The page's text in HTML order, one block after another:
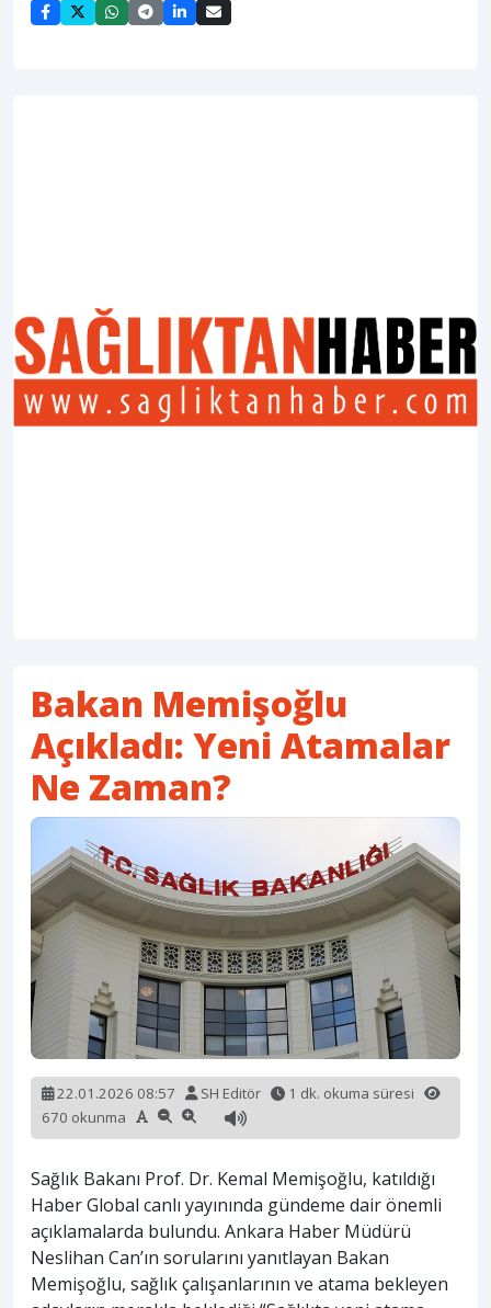
Bakan Memişoğlu
Açıkladı: Yeni Atamalar
Ne Zaman?
22.01.2026 08:57 SH Editör
1 dk. okuma süresi
670 okunma
Sağlık Bakanı Prof. Dr. Kemal Memişoğlu, katıldığı
Haber Global canlı yayınında gündeme dair önemli
açıklamalarda bulundu. Ankara Haber Müdürü
Neslihan Can’ın sorularını yanıtlayan Bakan
Memişoğlu, sağlık çalışanlarının ve atama bekleyen